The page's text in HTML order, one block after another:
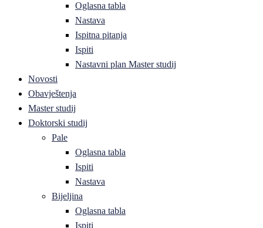
Oglasna tabla
Nastava
Ispitna pitanja
Ispiti
Nastavni plan Master studij
Novosti
Obavještenja
Master studij
Doktorski studij
Pale
Oglasna tabla
Ispiti
Nastava
Bijeljina
Oglasna tabla
Ispiti